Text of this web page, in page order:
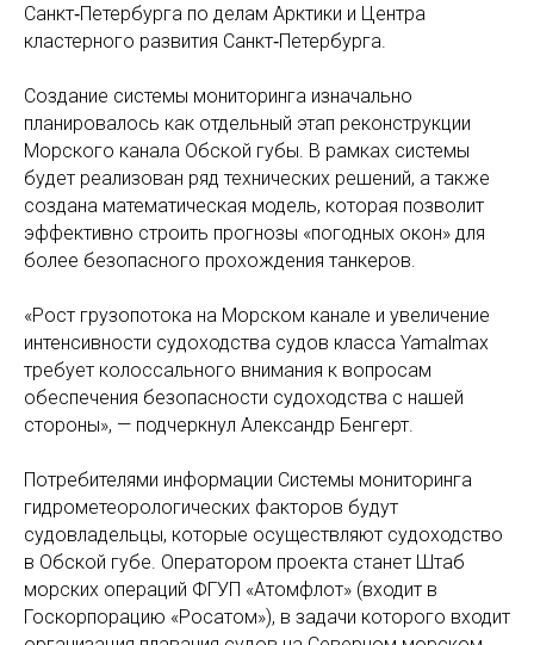
Санкт‑Петербурга по делам Арктики и Центра
кластерного развития Санкт‑Петербурга.
Создание системы мониторинга изначально
планировалось как отдельный этап реконструкции
Морского канала Обской губы. В рамках системы
будет реализован ряд технических решений, а также
создана математическая модель, которая позволит
эффективно строить прогнозы «погодных окон» для
более безопасного прохождения танкеров.
«Рост грузопотока на Морском канале и увеличение
интенсивности судоходства судов класса Yamalmax
требует колоссального внимания к вопросам
обеспечения безопасности судоходства с нашей
стороны», — подчеркнул Александр Бенгерт.
Потребителями информации Системы мониторинга
гидрометеорологических факторов будут
судовладельцы, которые осуществляют судоходство
в Обской губе. Оператором проекта станет Штаб
морских операций ФГУП «Атомфлот» (входит в
Госкорпорацию «Росатом»), в задачи которого входит